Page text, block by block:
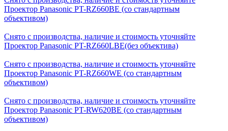
Проектор Panasonic PT-RZ660BE (со стандартным
объективом)
Снято с производства, наличие и стоимость уточняйте
Проектор Panasonic PT-RZ660LBE(без объектива)
Снято с производства, наличие и стоимость уточняйте
Проектор Panasonic PT-RZ660WE (со стандартным
объективом)
Снято с производства, наличие и стоимость уточняйте
Проектор Panasonic PT-RW620BE (со стандартным
объективом)